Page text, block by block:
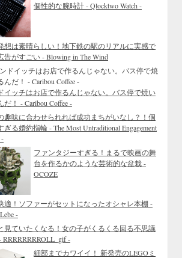
個性的な腕時計 - Qlocktwo Watch -
想は素晴らしい！地下鉄の駅のリアルに実感で
告がすごい - Blowing in The Wind
イッチはお店で作るんじゃない。バス停で焼い
だ！ - Caribou Coffee -
趣味に合わせられれば成功まちがいなし？！個
ぎる婚約指輪 - The Most Untraditional Engagement
-
ファンタジーすぎる！まるで映画の舞
台を作るかのような芸術的な盆栽 -
OCOZE
適！ソファーがセットになったオシャレ本棚 -
-
見ていたくなる！女の子がくるくる回る不思議
RRRRRRRROLL_gif -
細部までカワイイ！ 新発売のLEGOミ